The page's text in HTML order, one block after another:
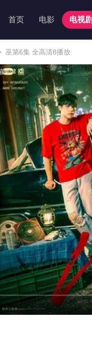
首页 电影 电视剧
巫第6集 全高清8播放
！